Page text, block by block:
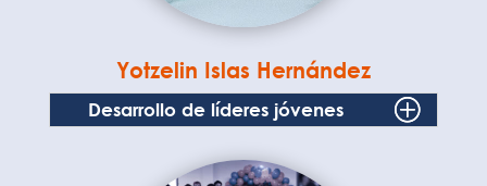
Yotzelin Islas Hernández
Desarrollo de líderes jóvenes